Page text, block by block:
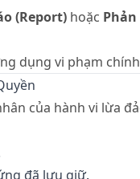
(Report) hoặc Phản
dụng vi phạm
của hành vi lừa
đã lưu giữ.